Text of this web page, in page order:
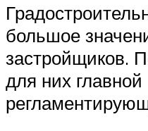
большое
застройщиков.
для них главной